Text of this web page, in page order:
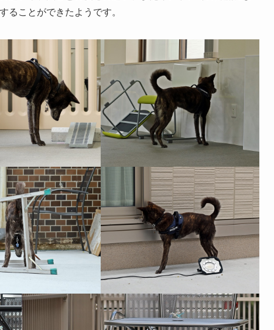
ることができたようです。